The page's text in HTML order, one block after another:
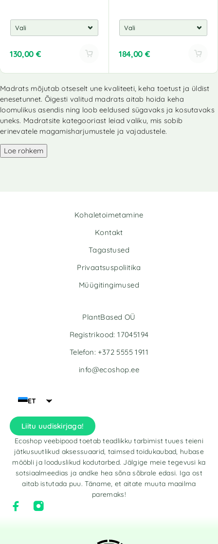
130,00 € 184,00 €
Madrats mõjutab otseselt une kvaliteeti, keha toetust ja üldist
enesetunnet. Õigesti valitud madrats aitab hoida keha
loomulikus asendis ning loob eeldused sügavaks ja kosutavaks
uneks. Madratsite kategooriast leiad valiku, mis sobib
erinevatele magamisharjumustele ja vajadustele.
Loe rohkem
Kohaletoimetamine
Kontakt
Tagastused
Privaatsuspoliitika
Müügitingimused
ET
Liitu uudiskirjaga!
Ecoshop veebipood toetab teadlikku tarbimist tuues teieni
jätkusuutlikud aksessuaarid, taimsed toidukaubad, hubase
mööbli ja looduslikud kodutarbed. Jälgige meie tegevusi ka
sotsiaalmeedias ja andke hea sõna sõbrale edasi. Iga ost
aitab istutada puu. Täname, et aitate muuta maailma
paremaks!
PlantBased OÜ
Registrikood: 17045194
Telefon: +372 5555 1911
info@ecoshop.ee